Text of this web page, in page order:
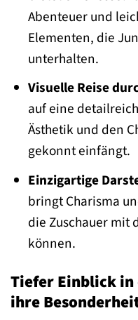
Abenteuer und
Elementen, die
unterhalten.
Visuelle Reise
auf eine
Ästhetik und den
gekonnt einfängt.
Einzigartige
bringt Charisma
die Zuschauer mit
können.
Tiefer Einblick
ihre